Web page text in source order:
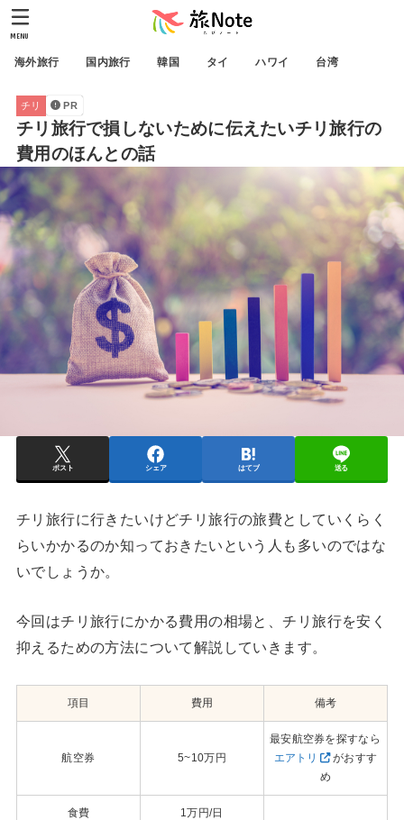
海外旅行 国内旅行 韓国 タイ ハワイ 台湾
MENU
チリ PR
チリ旅行で損しないために伝えたいチリ旅行の
費用のほんとの話
ポスト シェア はてブ 送る
チリ旅行に行きたいけどチリ旅行の旅費としていくらく
らいかかるのか知っておきたいという人も多いのではな
いでしょうか。
今回はチリ旅行にかかる費用の相場と、チリ旅行を安く
抑えるための方法について解説していきます。
項目 費用 備考
航空券 5~10万円
最安航空券を探すなら
エアトリ
がおすす
め
食費 1万円/日